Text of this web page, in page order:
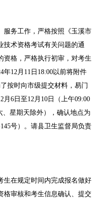
服务工作，严格按照《玉溪市
技术资格考试有关问题的通
资格，严格执行初审，对考生
12月11日18:00以前将附件
按时向市级提交材料，易门
6日至12月10日（上午09:00
星期天除外），确认地点为
号）。请县卫生监督局负责
生在规定时间内完成报名做好
格审核和考生信息确认、提交